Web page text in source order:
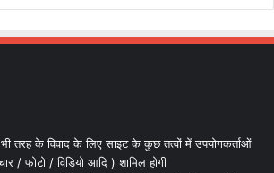
तरह के विवाद के लिए साइट के कुछ तत्वों में उपयोगकर्ताओं
/ फोटो / विडियो आदि ) शामिल होगी